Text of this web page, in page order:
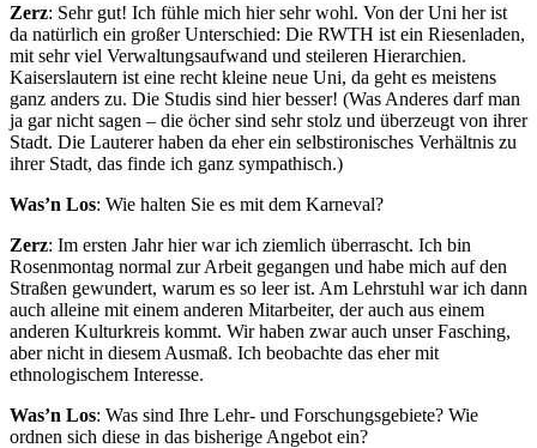
Zerz: Sehr gut! Ich fühle mich hier sehr wohl. Von der Uni her ist
da natürlich ein großer Unterschied: Die RWTH ist ein Riesenladen,
mit sehr viel Verwaltungsaufwand und steileren Hierarchien.
Kaiserslautern ist eine recht kleine neue Uni, da geht es meistens
ganz anders zu. Die Studis sind hier besser! (Was Anderes darf man
ja gar nicht sagen – die öcher sind sehr stolz und überzeugt von ihrer
Stadt. Die Lauterer haben da eher ein selbstironisches Verhältnis zu
ihrer Stadt, das finde ich ganz sympathisch.)
Was’n Los: Wie halten Sie es mit dem Karneval?
Zerz: Im ersten Jahr hier war ich ziemlich überrascht. Ich bin
Rosenmontag normal zur Arbeit gegangen und habe mich auf den
Straßen gewundert, warum es so leer ist. Am Lehrstuhl war ich dann
auch alleine mit einem anderen Mitarbeiter, der auch aus einem
anderen Kulturkreis kommt. Wir haben zwar auch unser Fasching,
aber nicht in diesem Ausmaß. Ich beobachte das eher mit
ethnologischem Interesse.
Was’n Los: Was sind Ihre Lehr- und Forschungsgebiete? Wie
ordnen sich diese in das bisherige Angebot ein?